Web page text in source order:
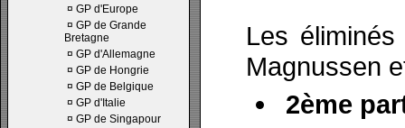
¤ GP d'Europe
¤ GP de Grande
Bretagne
¤ GP d'Allemagne
¤ GP de Hongrie
¤ GP de Belgique
¤ GP d'Italie
¤ GP de Singapour
Les
Magnussen
2ème